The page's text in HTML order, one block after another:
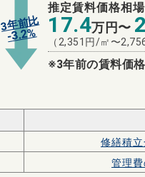
3年前比
-3.2%
推定賃料価格相場
17.4万円〜
（ 2,351 円/㎡〜
※3年前の賃料価
修繕積
管理